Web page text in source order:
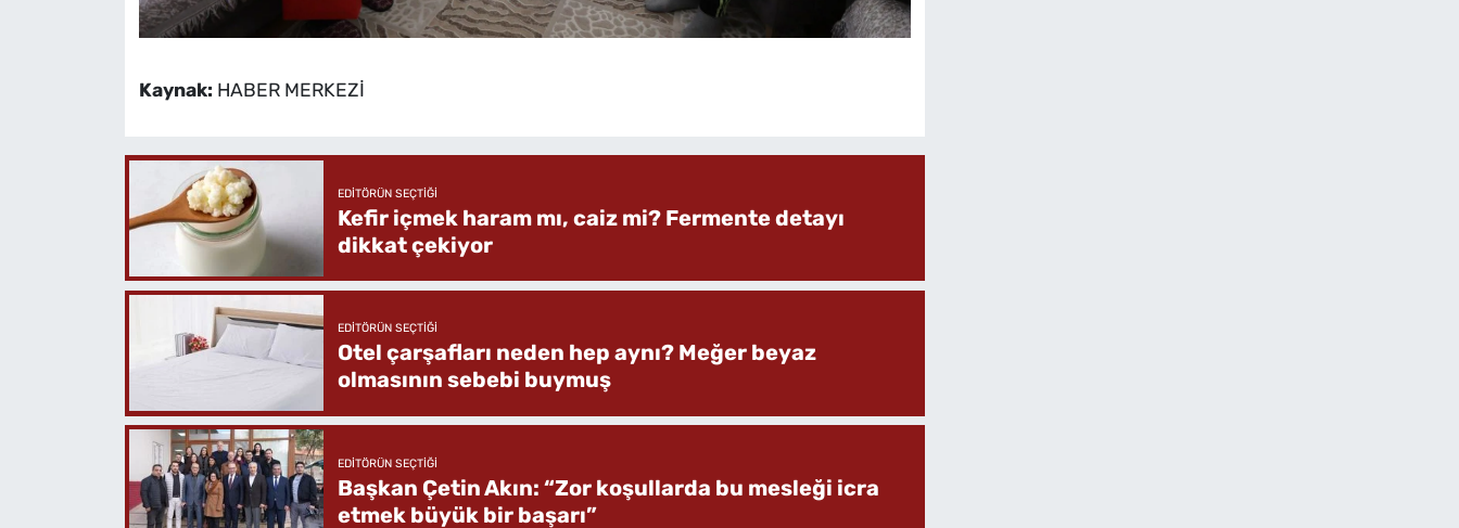
Kaynak: HABER MERKEZİ
EDITÖRÜN SEÇTIĞI
Kefir içmek haram mı, caiz mi? Fermente detayı
dikkat çekiyor
EDITÖRÜN SEÇTIĞI
Otel çarşafları neden hep aynı? Meğer beyaz
olmasının sebebi buymuş
EDITÖRÜN SEÇTIĞI
Başkan Çetin Akın: “Zor koşullarda bu mesleği icra
etmek büyük bir başarı”